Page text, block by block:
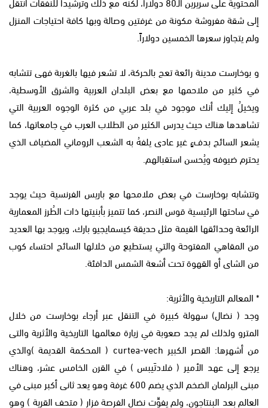
إلى شقة مفروشة مكونة من غرفتين وصالة وبها كافة احتياجات المنزل
ولم يتجاوز سعرها الخمسين دولاراً.
و بوخارست مدينة رائعة تعج بالحركة، لا تشعر فيها بالغربة فهى تتشابه
في كثير من ملاحمها مع بعض البلدان العربية والشرق الأوسطية،
ويخيلُ إليك أنك موجود في بلد عربي من كثرة الوجوه العربية التي
تشاهدها هناك حيث يدرس الكثير من الطلاب العرب في جامعاتها، كما
يشعر السائح بدفءٍ غير عادى يلفهُ به الشعب الروماني المضياف الذي
يحترم ضيوفه ويُحسن استقبالهم.
وتتشابه بوخارست في بعض ملامحها مع باريس الفرنسية حيث يوجد
في ساحتها الرئيسية قوس النصر، كما تتميز بأبنيتها ذات الطُرز المعمارية
الرائعة وحدائقها القيمة مثل حديقة كيسمايجيو بارك، ويوجد بها العديد
من المقاهي المفتوحة والتي يستطيع من خلالها السائح احتساء كوب
من الشاى أو القهوة تحت أشعة الشمس الدافئة.
* المعالم التاريخية والأثرية:
وجد ( نضال) سهولة كبيرة في التنقل عبر أرجاء بوخارست من خلال
المترو ولذلك لم يجد صعوبة في زيارة معالمها التاريخية والأثرية والتى
من أشهرها: القصر الكبير curtea-vech ( المحكمة القديمة )والذي
يرجع إلى عهد الأمير ( فلادتَيبس ) في القرن الخامس عشر، وهناك
مبنى البرلمان الضخم الذي يضم 600 غرفة وهو يعد ثانى أكبر مبنى في
العالم بعد البنتاجون، ولم يفوِّت نضال الفرصة فزار ( متحف القرية ) وهو